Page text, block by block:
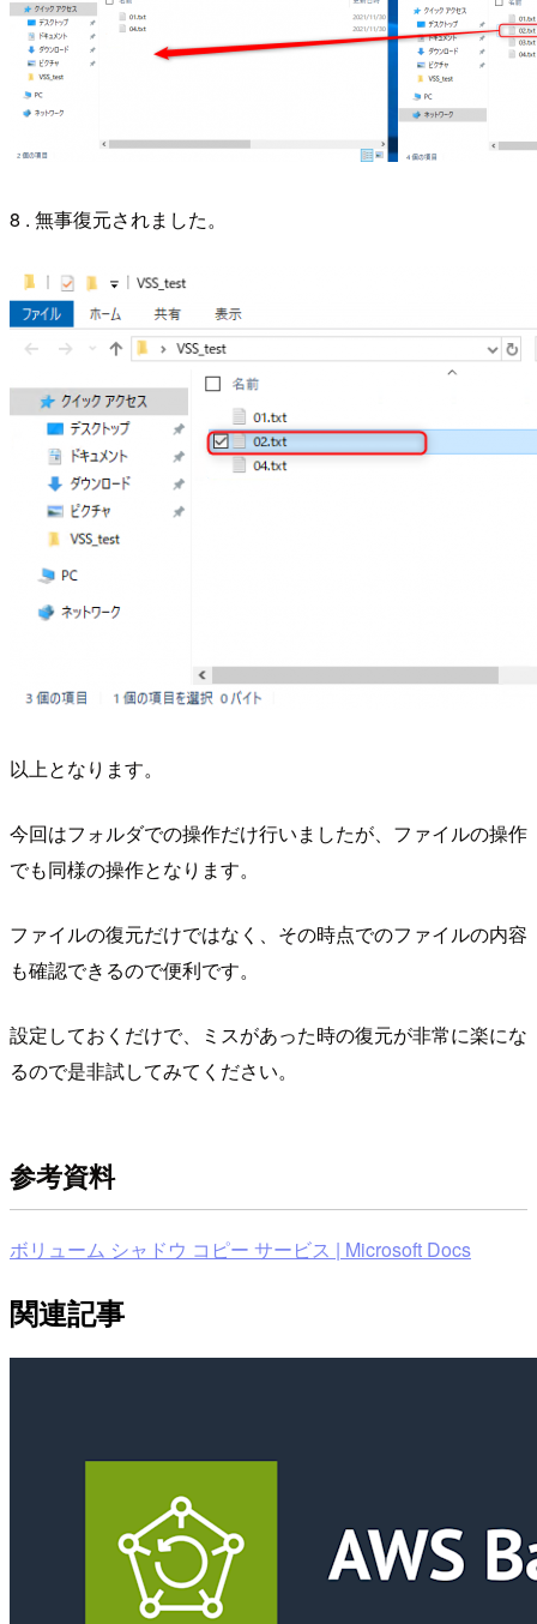
8 . 無事復元されました。
以上となります。
今回はフォルダでの操作だけ行いましたが、ファイルの操作
でも同様の操作となります。
ファイルの復元だけではなく、その時点でのファイルの内容
も確認できるので便利です。
設定しておくだけで、ミスがあった時の復元が非常に楽にな
るので是非試してみてください。
参考資料
ボリューム シャドウ コピー サービス | Microsoft Docs
関連記事